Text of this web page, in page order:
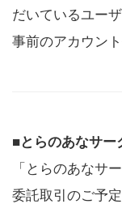
だいているユー
事前のアカウン
■とらのあなサー
「とらのあなサ
委託取引のご予